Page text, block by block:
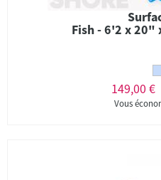
Fish - 6'2 x 20"
149,00 €
Vous